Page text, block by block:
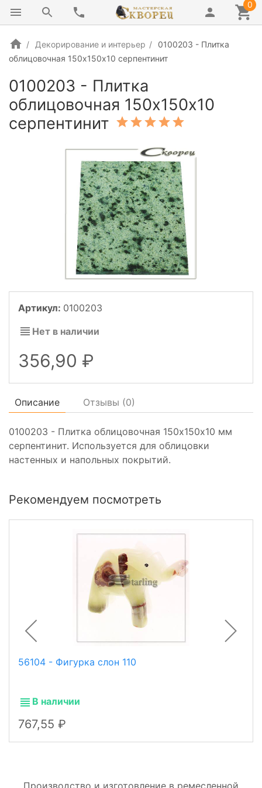
0
Декорирование и интерьер
0100203 - Плитка
облицовочная 150х150х10 серпентинит
0100203 - Плитка
облицовочная 150х150х10
серпентинит
Артикул: 0100203
Нет в наличии
356,90
Описание Отзывы (0)
0100203 - Плитка облицовочная 150х150х10 мм
серпентинит. Используется для облицовки
настенных и напольных покрытий.
Рекомендуем посмотреть
56104 - Фигурка слон 110
В наличии
767,55
Производство и изготовление в ремесленной